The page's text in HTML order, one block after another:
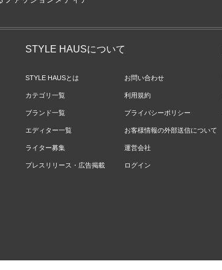
STYLE HAUSについて
STYLE HAUSとは
カテゴリ一覧
ブランド一覧
エディター一覧
ライター募集
プレスリリース・広告掲載
お問い合わせ
利用規約
プライバシーポリシー
お客様情報の外部送信について
運営会社
ログイン